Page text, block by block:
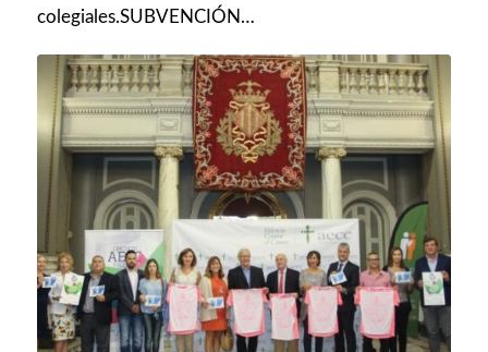
colegiales.SUBVENCIÓN…